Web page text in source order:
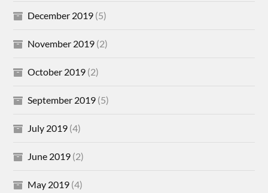
December 2019 (5)
November 2019 (2)
October 2019 (2)
September 2019 (5)
July 2019 (4)
June 2019 (2)
May 2019 (4)